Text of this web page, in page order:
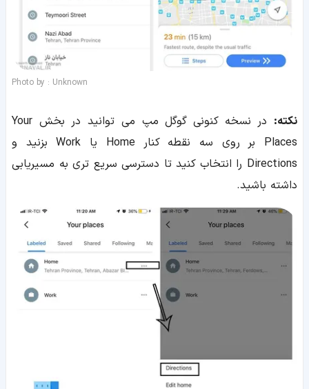
Photo by : Unknown
نکته:
در نسخه کنونی گوگل مپ می توانید در بخش Your
Places بر روی سه نقطه کنار Home یا Work بزنید و
Directions را انتخاب کنید تا دسترسی سریع تری به مسیریابی
داشته باشید.